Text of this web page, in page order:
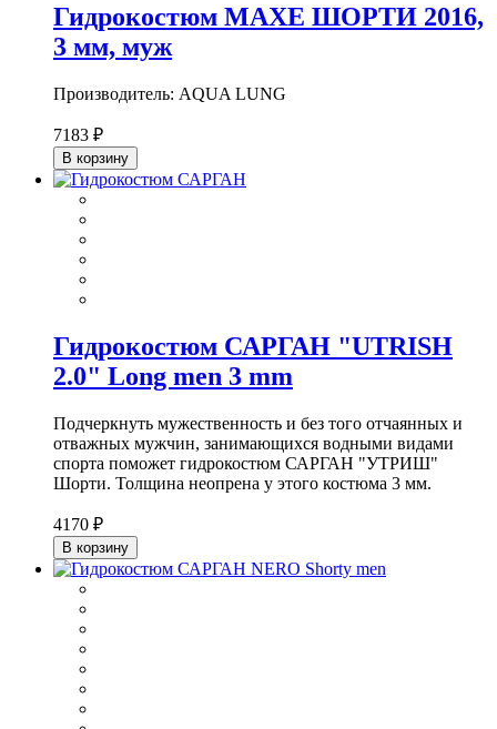
Гидрокостюм МАХЕ ШОРТИ 2016,
3 мм, муж
Производитель: AQUA LUNG
7183 ₽
В корзину
Гидрокостюм САРГАН "UTRISH
2.0" Long men 3 mm
Подчеркнуть мужественность и без того отчаянных и
отважных мужчин, занимающихся водными видами
спорта поможет гидрокостюм САРГАН "УТРИШ"
Шорти. Толщина неопрена у этого костюма 3 мм.
4170 ₽
В корзину